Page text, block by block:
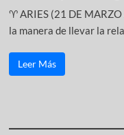
♈ ARIES (21 DE
la manera de llevar la
Leer Más